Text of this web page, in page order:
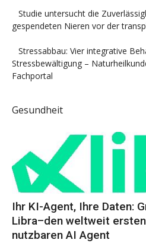
Studie untersucht die
gespendeten Nieren vor der
Stressabbau: Vier integrative
Stressbewältigung –
Fachportal
Gesundheit
Ihr KI-Agent, Ihre Daten:
Libra–den weltweit
nutzbaren AI Agent